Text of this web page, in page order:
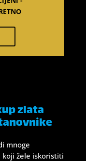
zlata
mnoge
žele iskoristiti